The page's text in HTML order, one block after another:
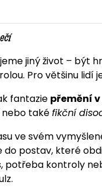
jiný život – být
Pro většinu lidí
fantazie přemění
takéfikční
ve svém
do postav, které
kontroly